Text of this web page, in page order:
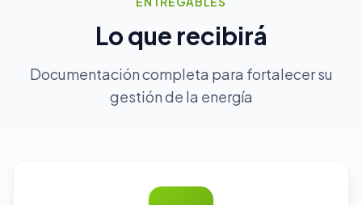
Lo que recibirá
Documentación completa para fortalecer su
gestión de la energía